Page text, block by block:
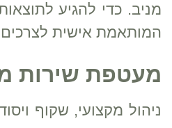
מניב. כדי להגיע
המותאמת אישית לצרכים
מעטפת שירות
ניהול מקצועי, שקוף